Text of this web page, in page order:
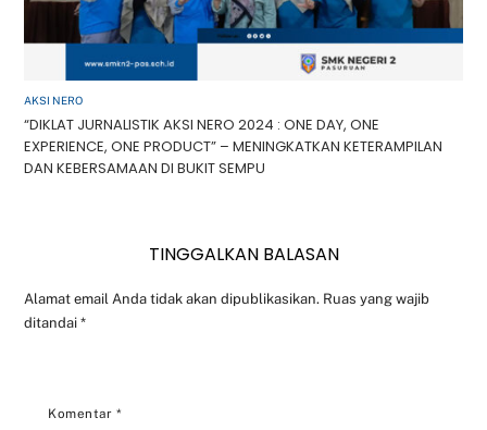
AKSI NERO
“DIKLAT JURNALISTIK AKSI NERO 2024 : ONE DAY, ONE
EXPERIENCE, ONE PRODUCT” – MENINGKATKAN KETERAMPILAN
DAN KEBERSAMAAN DI BUKIT SEMPU
TINGGALKAN BALASAN
Alamat email Anda tidak akan dipublikasikan. Ruas yang wajib
ditandai*
Komentar *